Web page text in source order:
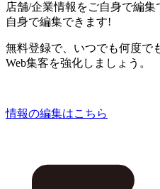
店舗/企業情報をご自身で編集
自身で編集できます!
無料登録で、いつでも何度で
Web集客を強化しましょう。
情報の編集はこちら